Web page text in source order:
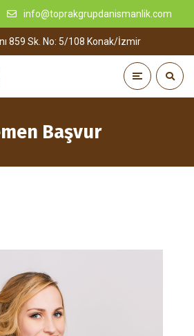
info@toprakgrupdanismanlik.com
859 Sk. No: 5/108 Konak/İzmir
Başvur